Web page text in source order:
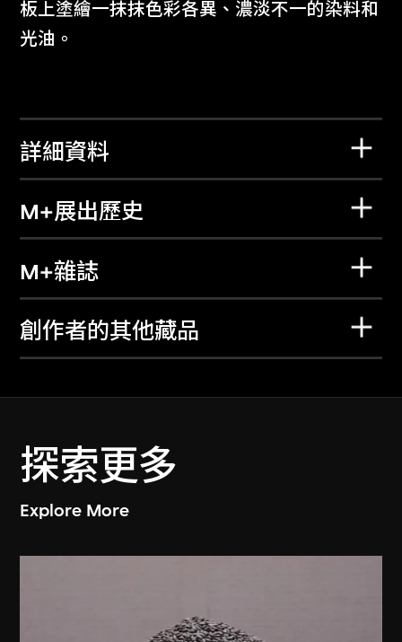
板上塗繪一抹抹色彩各異、濃淡不一的染料和
光油。
詳細資料
M+展出歷史
M+雜誌
創作者的其他藏品
探索更多
Explore More